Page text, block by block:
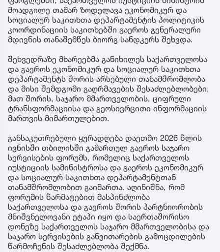
მოადგილე თამარ ზოდელავა ეკონომიკურ და
სოციალურ საკითხთა დეპარტამენტის პოლიტიკის
კოორდინაციის საკითხებში გაეროს გენერალური
მდივნის თანაშემწეს ბიორგ სანდკერს შეხვდა.
შეხვედრაზე მხარეებმა განიხილეს საქართველოსა
და გაეროს ეკონომიკურ და სოციალურ საკითხთა
დეპარტამენტს შორის არსებული თანამშრომლობა
და მისი შემდგომი გაღრმავების შესაძლებლობები,
მათ შორის, საჯარო მმართველობის, ციფრული
ტრანსფორმაციისა და გეოსივრცითი ინფორმაციის
მართვის მიმართულებით.
განსაკუთრებული ყურადღება დაეთმო 2026 წლის
ივნისში თბილისში გამართულ გაეროს საჯარო
სერვისების ფორუმს, რომელიც საქართველოს
იუსტიციის სამინისტროსა და გაეროს ეკონომიკურ
და სოციალურ საკითხთა დეპარტამენტთან
თანამშრომლობით გაიმართა. აღინიშნა, რომ
ფორუმის წარმატებით მასპინძლობა
საქართველოსა და გაეროს შორის პარტნიორობის
მნიშვნელოვანი ეტაპი იყო და საერთაშორისო
დონეზე საქართველოს საჯარო მმართველობისა და
საჯარო სერვისების განვითარების გამოცდილების
წარმოჩენის შესაძლებლობა შექმნა.